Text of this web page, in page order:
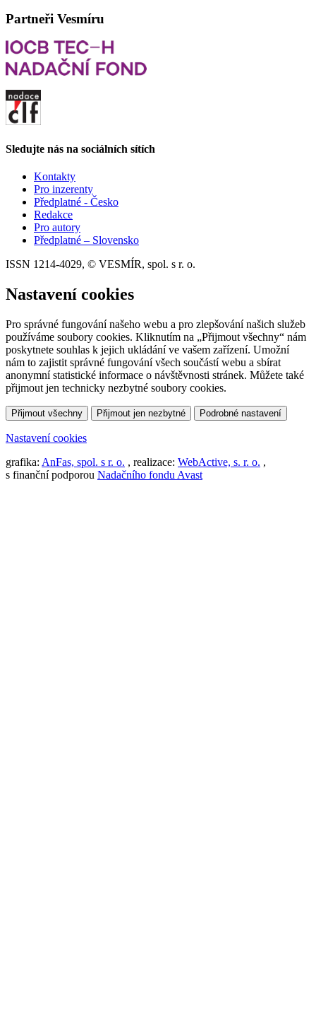
Partneři Vesmíru
Sledujte nás na sociálních sítích
Kontakty
Pro inzerenty
Předplatné - Česko
Redakce
Pro autory
Předplatné – Slovensko
ISSN 1214-4029, © VESMÍR, spol. s r. o.
Nastavení cookies
Pro správné fungování našeho webu a pro zlepšování našich služeb
používáme soubory cookies. Kliknutím na „Přijmout všechny“ nám
poskytnete souhlas k jejich ukládání ve vašem zařízení. Umožní
nám to zajistit správné fungování všech součástí webu a sbírat
anonymní statistické informace o návštěvnosti stránek. Můžete také
přijmout jen technicky nezbytné soubory cookies.
Přijmout všechny Přijmout jen nezbytné Podrobné nastavení
Nastavení cookies
grafika: AnFas, spol. s r. o. , realizace: WebActive, s. r. o. ,
s finanční podporou Nadačního fondu Avast